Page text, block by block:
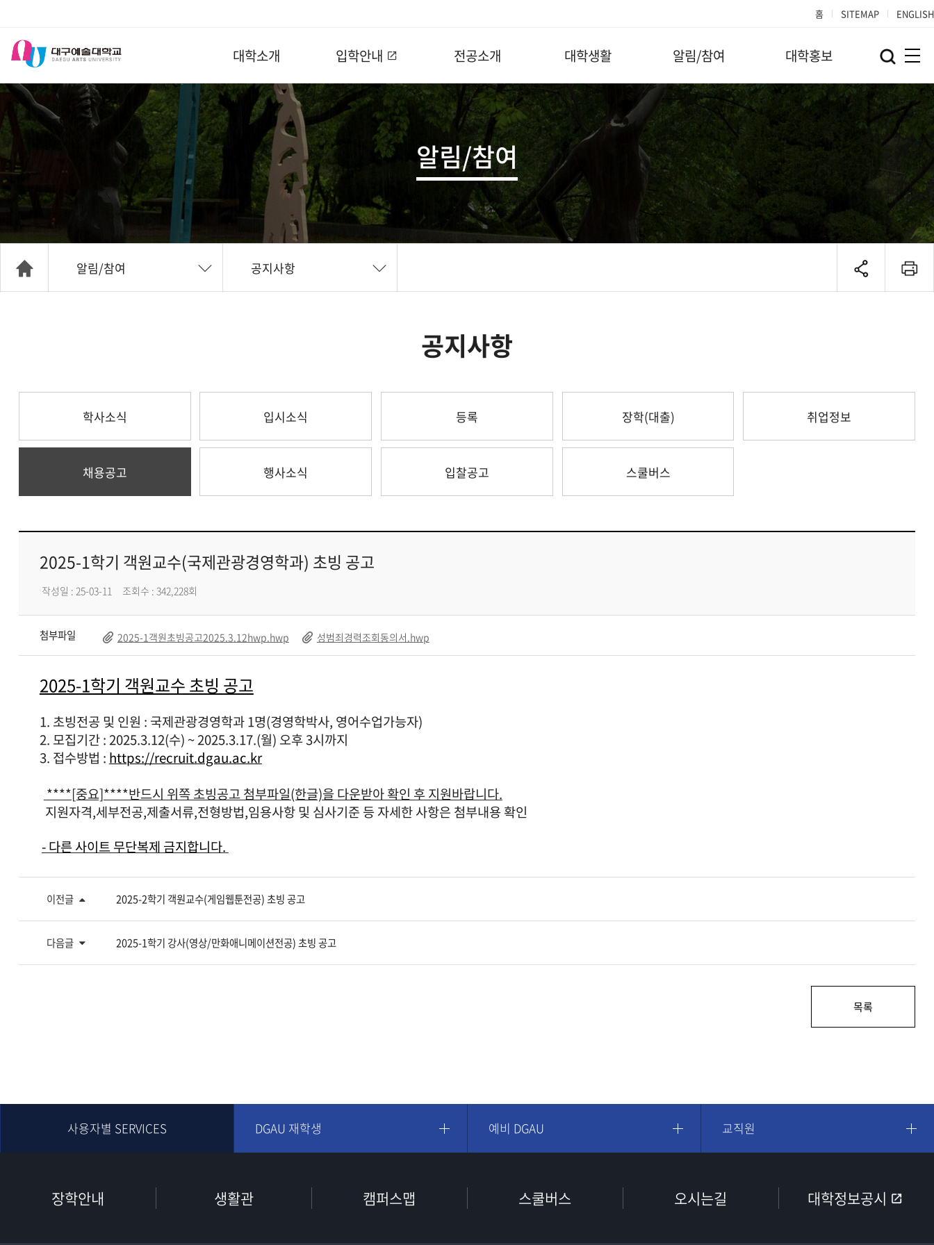
홈 SITEMAP ENGLISH
대학소개 입학안내 전공소개 대학생활 알림/참여 대학홍보
알림/참여
알림/참여 공지사항
공지사항
학사소식 입시소식 등록 장학(대출) 취업정보
채용공고 행사소식 입찰공고 스쿨버스
2025-1학기 객원교수(국제관광경영학과) 초빙 공고
작성일 : 25-03-11 조회수 : 342,228회
첨부파일 2025-1객원초빙공고2025.3.12hwp.hwp 성범죄경력조회동의서.hwp
2025-1학기 객원교수 초빙 공고
1. 초빙전공 및 인원 : 국제관광경영학과 1명(경영학박사, 영어수업가능자)
2. 모집기간 : 2025.3.12(수) ~ 2025.3.17.(월) 오후 3시까지
3. 접수방법 : https://recruit.dgau.ac.kr
****[중요]****반드시 위쪽 초빙공고 첨부파일(한글)을 다운받아 확인 후 지원바랍니다.
지원자격,세부전공,제출서류,전형방법,임용사항 및 심사기준 등 자세한 사항은 첨부내용 확인
- 다른 사이트 무단복제 금지합니다.
이전글 2025-2학기 객원교수(게임웹툰전공) 초빙 공고
다음글 2025-1학기 강사(영상/만화애니메이션전공) 초빙 공고
목록
사용자별 SERVICES DGAU 재학생 예비 DGAU 교직원
장학안내 생활관 캠퍼스맵 스쿨버스 오시는길 대학정보공시